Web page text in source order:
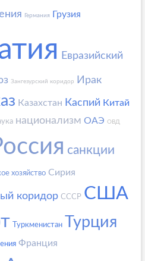
Германия Грузия
Евразийский
Зангезурский коридор Ирак
Казахстан Каспий Китай
национализм ОАЭ ОВД
санкции
хозяйство Сирия
коридор СССР США
Туркменистан Турция
Франция